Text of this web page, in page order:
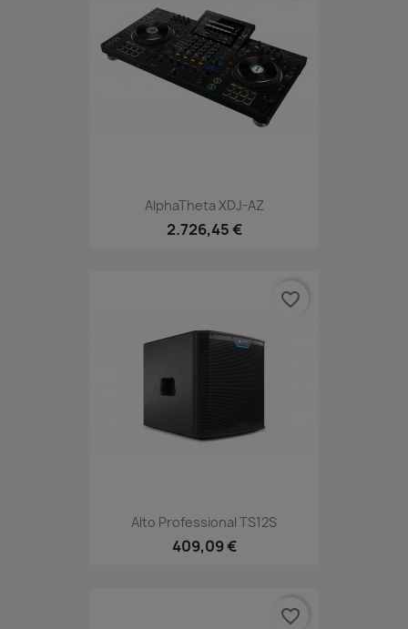
AlphaTheta XDJ-AZ
2.726,45 €
Alto Professional TS12S
409,09 €
favorite_border
favorite_border